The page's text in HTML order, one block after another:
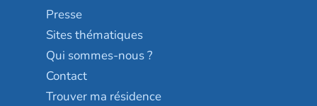
Sérénys
Résidences services Villa Médicis
Presse
Sites thématiques
Qui sommes-nous ?
Contact
Trouver ma résidence